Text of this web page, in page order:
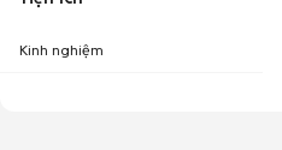
Kinh nghiệm